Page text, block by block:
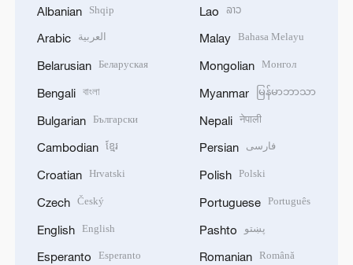
Albanian Shqip
Arabic العربية
Belarusian Беларуская
Bengali বাংলা
Bulgarian Български
Cambodian ខ្មែរ
Croatian Hrvatski
Czech Český
English English
Esperanto Esperanto
Lao ລາວ
Malay Bahasa Melayu
Mongolian Монгол
Myanmar မြန်မာဘာသာ
Nepali नेपाली
Persian فارسی
Polish Polski
Portuguese Português
Pashto پښتو
Romanian Română